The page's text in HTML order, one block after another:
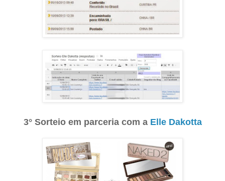
3° Sorteio em parceria com a Elle Dakotta